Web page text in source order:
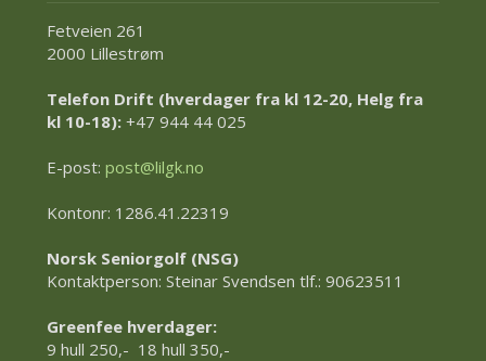
Fetveien 261
2000 Lillestrøm
Telefon Drift (hverdager fra kl 12-20, Helg fra
kl 10-18): +47 944 44 025
E-post: post@lilgk.no
Kontonr: 1286.41.22319
Norsk Seniorgolf (NSG)
Kontaktperson: Steinar Svendsen tlf.: 90623511
Greenfee hverdager:
9 hull 250,- 18 hull 350,-